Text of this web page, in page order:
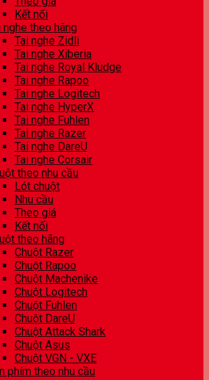
Kết nối
nghe theo hãng
Tai nghe Zidli
Tai nghe Xiberia
Tai nghe Royal Kludge
Tai nghe Rapoo
Tai nghe Logitech
Tai nghe HyperX
Tai nghe Fuhlen
Tai nghe Razer
Tai nghe DareU
Tai nghe Corsair
theo nhu cầu
Lót chuột
Nhu cầu
Theo giá
Kết nối
theo hãng
Chuột Razer
Chuột Rapoo
Chuột Machenike
Chuột Logitech
Chuột Fuhlen
Chuột DareU
Chuột Attack Shark
Chuột Asus
Chuột VGN - VXE
phím theo nhu cầu